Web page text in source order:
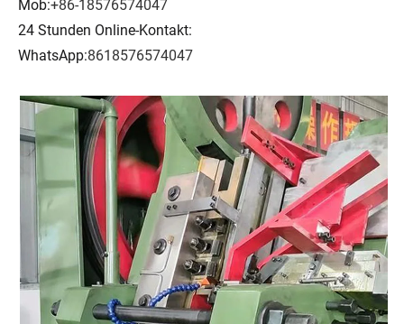
Mob:+86-18576574047
24 Stunden Online-Kontakt:
WhatsApp:8618576574047